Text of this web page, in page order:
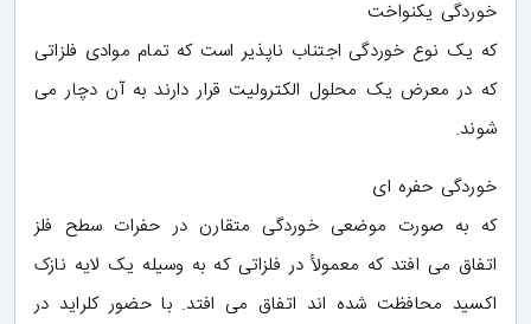
خوردگی یکنواخت
که یک نوع خوردگی اجتناب ناپذیر است که تمام موادی فلزاتی
که در معرض یک محلول الکترولیت قرار دارند به آن دچار می
شوند.
خوردگی حفره ای
که به صورت موضعی خوردگی متقارن در حفرات سطح فلز
اتفاق می افتد که معمولأ در فلزاتی که به وسیله یک لایه نازک
اکسید محافظت شده اند اتفاق می افتد. با حضور کلراید در